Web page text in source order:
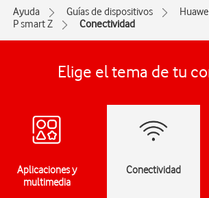
Ayuda Guías de dispositivos
P smart Z
Conectividad
Elige el tema de tu
Aplicaciones y
multimedia
Conectividad